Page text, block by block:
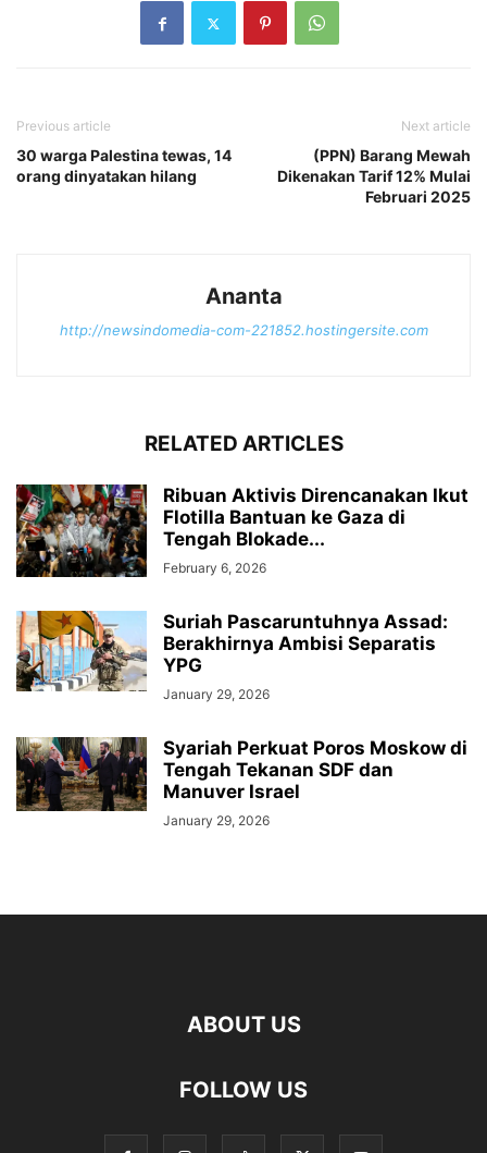
Previous article
30 warga Palestina tewas, 14
orang dinyatakan hilang
Next article
(PPN) Barang Mewah
Dikenakan Tarif 12% Mulai
Februari 2025
Ananta
http://newsindomedia-com-221852.hostingersite.com
RELATED ARTICLES
Ribuan Aktivis Direncanakan Ikut
Flotilla Bantuan ke Gaza di
Tengah Blokade...
February 6, 2026
Suriah Pascaruntuhnya Assad:
Berakhirnya Ambisi Separatis
YPG
January 29, 2026
Syariah Perkuat Poros Moskow di
Tengah Tekanan SDF dan
Manuver Israel
January 29, 2026
ABOUT US
FOLLOW US